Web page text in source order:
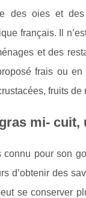
des oies et
français. Il
et des
frais ou
fruits de
mi- cuit,
connu pour son
d’obtenir des
se conserver